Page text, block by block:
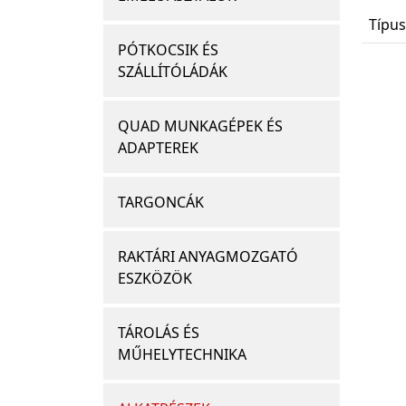
PÓTKOCSIK ÉS
SZÁLLÍTÓLÁDÁK
QUAD MUNKAGÉPEK ÉS
ADAPTEREK
TARGONCÁK
RAKTÁRI ANYAGMOZGATÓ
ESZKÖZÖK
TÁROLÁS ÉS
MŰHELYTECHNIKA